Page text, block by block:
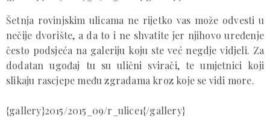
Šetnja rovinjskim ulicama ne rijetko vas može odvesti u
nečije dvorište, a da to i ne shvatite jer njihovo uređenje
često podsjeća na galeriju koju ste već negdje vidjeli. Za
dodatan ugođaj tu su ulični svirači, te umjetnici koji
slikaju rascjepe među zgradama kroz koje se vidi more.
{gallery}2015/2015_09/r_ulice1{/gallery}